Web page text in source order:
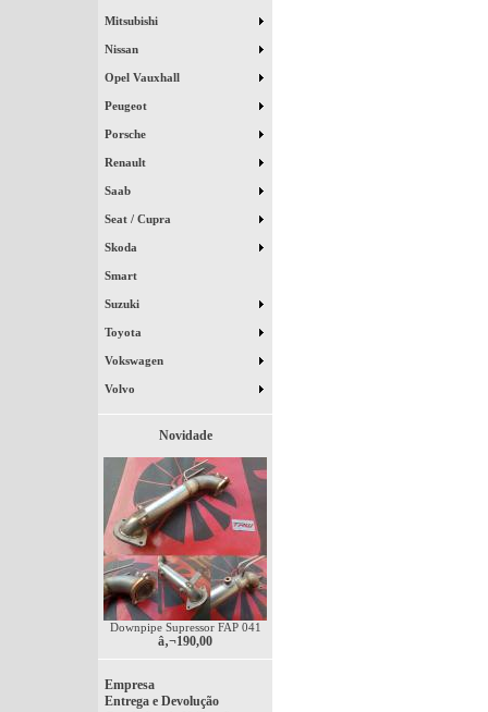
Mitsubishi
Nissan
Opel Vauxhall
Peugeot
Porsche
Renault
Saab
Seat / Cupra
Skoda
Smart
Suzuki
Toyota
Vokswagen
Volvo
Novidade
Downpipe Supressor FAP 041
â‚¬190,00
Empresa
Entrega e Devolução